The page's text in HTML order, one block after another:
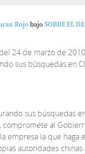
RojobajoSOBRE EL
24 de marzo de
sus búsquedas en
sus búsquedas
al
empresa la que haga
autoridades